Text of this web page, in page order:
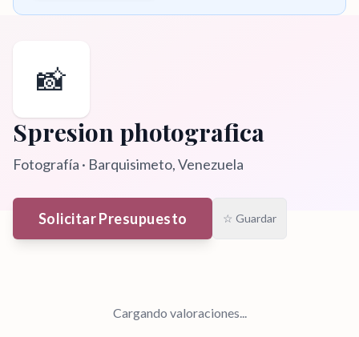
📸
Spresion photografica
Fotografía · Barquisimeto, Venezuela
Solicitar Presupuesto ☆ Guardar
Cargando valoraciones...